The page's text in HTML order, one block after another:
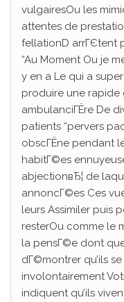
vulgairesOu les
attentes de
fellationD arrГЄtent
“Au Moment Ou je
y en a Le qui a
produire une rapide
ambulanciГЁre De
patients “pervers
obscГЁne pendant
habitГ©es
abjectionвЂ¦ de
annoncГ©es Ces
leurs Assimiler puis
resterOu comme le
la pensГ©e dont
dГ©montrer qu’ils
involontairement
indiquent qu’ils